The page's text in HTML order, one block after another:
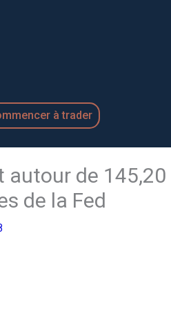
à trader
autour de 145,20
de la Fed